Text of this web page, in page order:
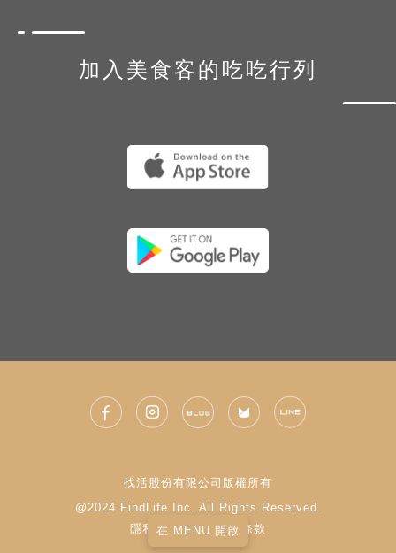
在 MENU 開啟
加入美食客的吃吃行列
找活股份有限公司版權所有
@2024 FindLife Inc. All Rights Reserved.
隱私權政策
| 使用條款